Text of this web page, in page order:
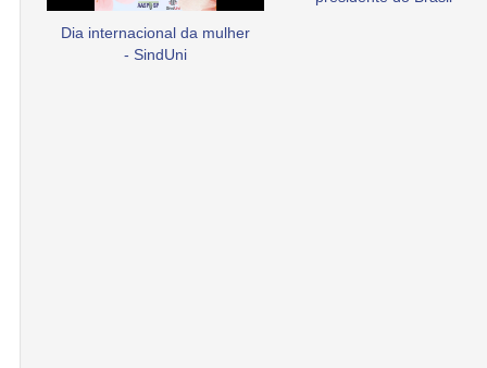
Dia internacional da mulher
- SindUni